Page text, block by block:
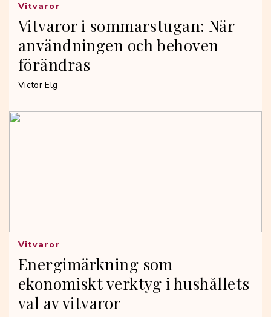
Vitvaror i sommarstugan: När
användningen och behoven
förändras
Vitvaror
Victor Elg
Energimärkning som
ekonomiskt verktyg i hushållets
val av vitvaror
Vitvaror